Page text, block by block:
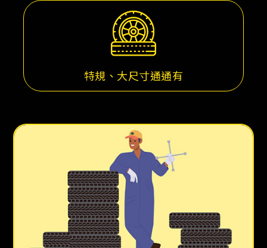
特規、大尺寸通通有